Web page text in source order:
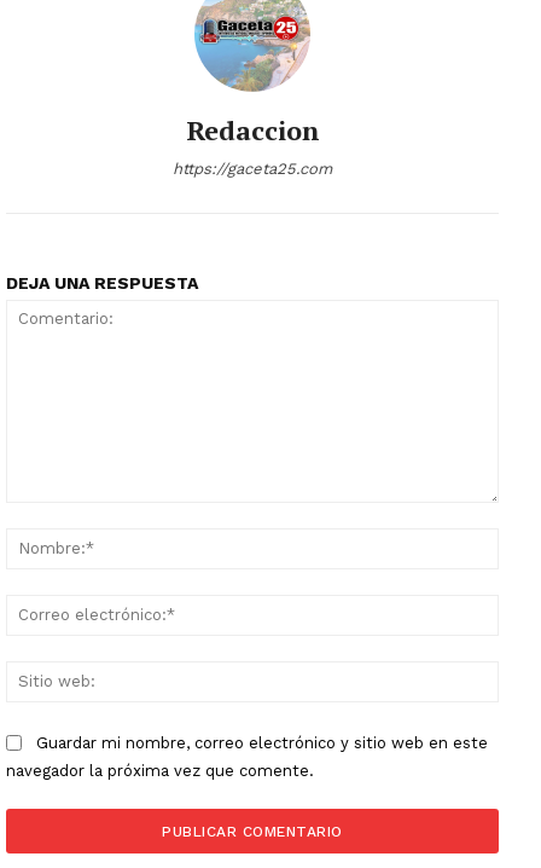
Redaccion
https://gaceta25.com
DEJA UNA RESPUESTA
Guardar mi nombre, correo electrónico y sitio web en este
navegador la próxima vez que comente.